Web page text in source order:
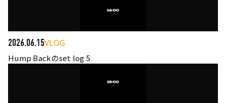
2026.06.15VLOG
Hump Backのset log 5